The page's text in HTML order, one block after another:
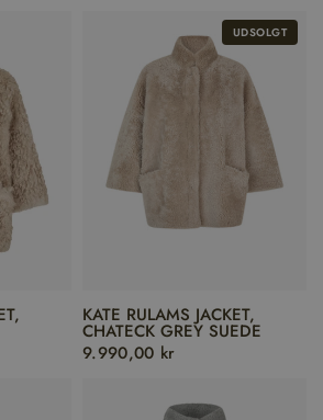
UDSOLGT
KATE RULAMS JACKET,
CHATECK GREY SUEDE
9.990,00 kr